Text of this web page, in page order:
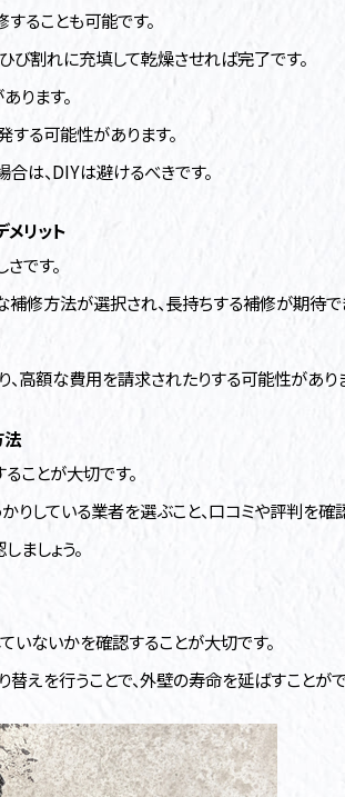
ることも可能です。
び割れに充填して乾燥させれば完了です。
ります。
る可能性があります。
は、DIYは避けるべきです。
リット
です。
修方法が選択され、長持ちする補修が期待で
高額な費用を請求されたりする可能性があり
法
ことが大切です。
している業者を選ぶこと、口コミや評判を確
ましょう。
いないかを確認することが大切です。
えを行うことで、外壁の寿命を延ばすことがで